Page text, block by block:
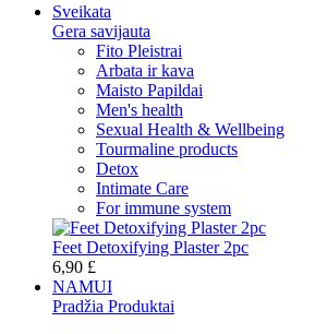
Sveikata
Gera savijauta
Fito Pleistrai
Arbata ir kava
Maisto Papildai
Men's health
Sexual Health & Wellbeing
Tourmaline products
Detox
Intimate Care
For immune system
Feet Detoxifying Plaster 2pc
6,90 £
NAMUI
Pradžia Produktai